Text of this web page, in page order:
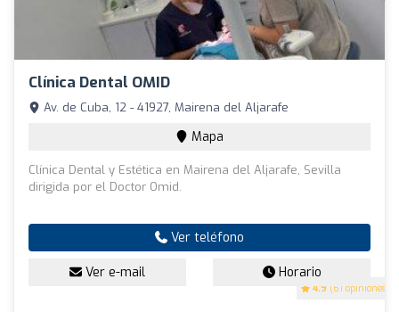
Clínica Dental OMID
4.9 (61 opiniones)
Av. de Cuba, 12 - 41927, Mairena del Aljarafe
Mapa
Clínica Dental y Estética en Mairena del Aljarafe, Sevilla
dirigida por el Doctor Omid.
Ver teléfono
Ver e-mail Horario